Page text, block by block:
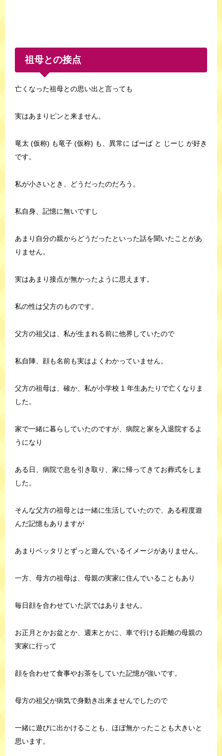
祖母との接点
亡くなった祖母との思い出と言っても
実はあまりピンと来ません。
竜太 (仮称) も竜子 (仮称) も、異常に ばーば と じーじ が好き
です。
私が小さいとき、どうだったのだろう。
私自身、記憶に無いですし
あまり自分の親からどうだったといった話を聞いたことがあ
りません。
実はあまり接点が無かったように思えます。
私の性は父方のものです。
父方の祖父は、私が生まれる前に他界していたので
私自陣、顔も名前も実はよくわかっていません。
父方の祖母は、確か、私が小学校 1 年生あたりで亡くなりま
した。
家で一緒に暮らしていたのですが、病院と家を入退院するよ
うになり
ある日、病院で息を引き取り、家に帰ってきてお葬式をしま
した。
そんな父方の祖母とは一緒に生活していたので、ある程度遊
んだ記憶もありますが
あまりベッタリとずっと遊んでいるイメージがありません。
一方、母方の祖母は、母親の実家に住んでいることもあり
毎日顔を合わせていた訳ではありません。
お正月とかお盆とか、週末とかに、車で行ける距離の母親の
実家に行って
顔を合わせて食事やお茶をしていた記憶が強いです。
母方の祖父が病気で身動き出来ませんでしたので
一緒に遊びに出かけることも、ほぼ無かったことも大きいと
思います。